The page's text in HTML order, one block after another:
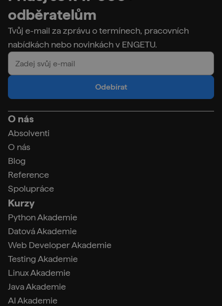
odběratelům
Tvůj e-mail za zprávu o termínech, pracovních
nabídkách nebo novinkách v ENGETU.
Odebírat
O nás
Absolventi
O nás
Blog
Reference
Spolupráce
Kurzy
Python Akademie
Datová Akademie
Web Developer Akademie
Testing Akademie
Linux Akademie
Java Akademie
AI Akademie